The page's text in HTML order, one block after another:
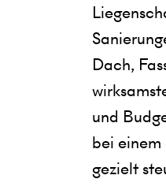
Dach,
und
bei
gezielt